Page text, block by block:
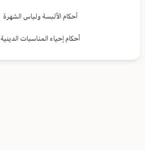
أحكام الألبسة ولباس الشهرة
أحكام إحياء المناسبات الدينية